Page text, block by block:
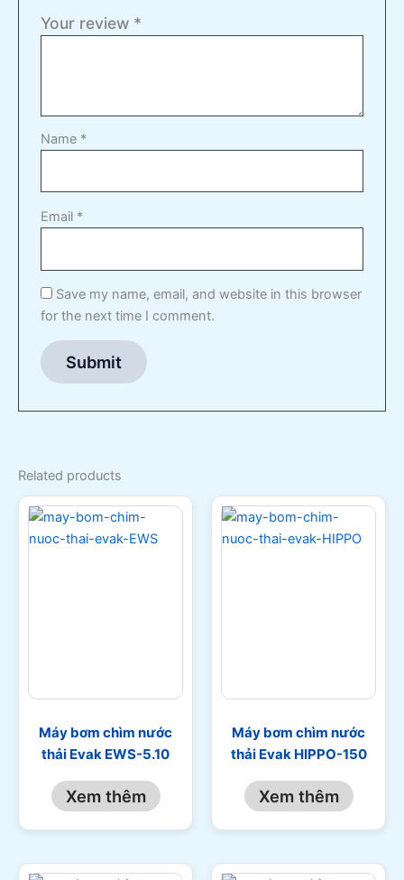
Your review *
Name *
Email *
Save my name, email, and website in this browser
for the next time I comment.
Related products
Máy bơm chìm nước
thải Evak EWS-5.10
Xem thêm
Máy bơm chìm nước
thải Evak HIPPO-150
Xem thêm